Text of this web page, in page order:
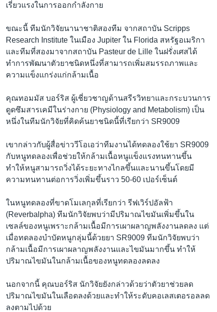
เรี่ยวแรงในการออกกำลังกาย
ขณะนี้ ทีมนักวิจัยนานาชาติสองทีม จากสถาบัน Scripps
Research Institute ในเมือง Jupiter ใน Florida สหรัฐอเมริกา
และทีมที่สองมาจากสถาบัน Pasteur de Lille ในฝรั่งเศสได้
ทำการพัฒนาตัวยาชนิดหนึ่งที่สามารถเพิ่มสมรรถภาพและ
ความเเข็งแกร่งแก่กล้ามเนื้อ
คุณทอมมัส บอร์ริส ผู้เชี่ยวชาญด้านสรีรวิทยาและกระบวนการ
ดูดซึมสารเคมีในร่างกาย (Physiology and Metabolism) เป็น
หนึ่งในทีมนักวิจัยที่คิดค้นยาชนิดนี้ที่เรียกว่า SR9009
เขากล่าวกับผู้สื่อข่าววีโอเอว่าทีมงานได้ทดลองใช้ยา SR9009
กับหนูทดลองเพื่อช่วยให้กล้ามเนื้อหนูเเข็งแรงทนทานขึ้น
ทำให้หนูสามารถวิ่งได้ระยะทางไกลขึ้นและนานขึ้นโดยมี
ความทนทานต่อการวิ่งเพิ่มขึ้นราว 50-60 เปอร์เซ็นต์
ในหนูทดลองที่ขาดโมเลกุลที่เรียกว่า รีฟเวิร์ปอัลฟ้า
(Reverbalpha) ทีมนักวิจัยพบว่ามีปริมาณไขมันเพิ่มขึ้นใน
เซลล์ของหนูเพราะกล้ามเนื้อมีการเผาผลาญพลังงานลดลง แต่
เมื่อทดลองบำบัดหนูกลุ่มนี้ด้วยยา SR9009 ทีมนักวิจัยพบว่า
กล้ามเนื้อมีการเผาผลาญพลังงานและไขมันมากขึ้น ทำให้
ปริมาณไขมันในกล้ามเนื้อของหนูทดลองลดลง
นอกจากนี้ คุณบอร์ริส นักวิจัยยังกล่าวด้วยว่าตัวยาช่วยลด
ปริมาณไขมันในเลือดลงด้วยและทำให้ระดับคอเลสเตอรอลลด
ลงตามไปด้วย